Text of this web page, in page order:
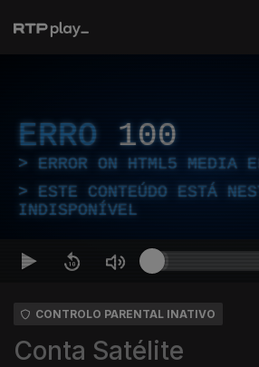
ERRO 100
ERROR ON HTML5 MEDIA
ESTE CONTEÚDO ESTÁ
INDISPONÍVEL
CONTROLO PARENTAL INATIVO
Conta Satélite